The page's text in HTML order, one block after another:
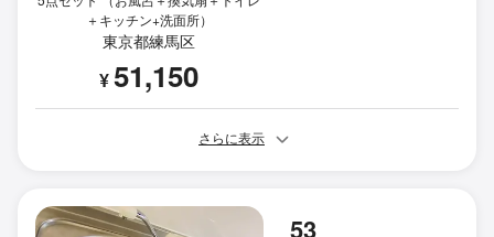
＋キッチン+洗面所）
東京都練馬区
¥51,150
さらに表示
53